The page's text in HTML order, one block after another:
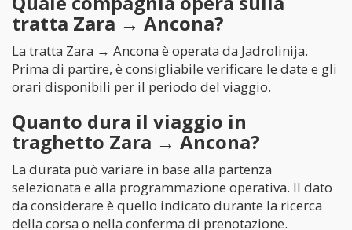
tratta Zara → Ancona?
La tratta Zara → Ancona è operata da Jadrolinija.
Prima di partire, è consigliabile verificare le date e gli
orari disponibili per il periodo del viaggio.
Quanto dura il viaggio in
traghetto Zara → Ancona?
La durata può variare in base alla partenza
selezionata e alla programmazione operativa. Il dato
da considerare è quello indicato durante la ricerca
della corsa o nella conferma di prenotazione.